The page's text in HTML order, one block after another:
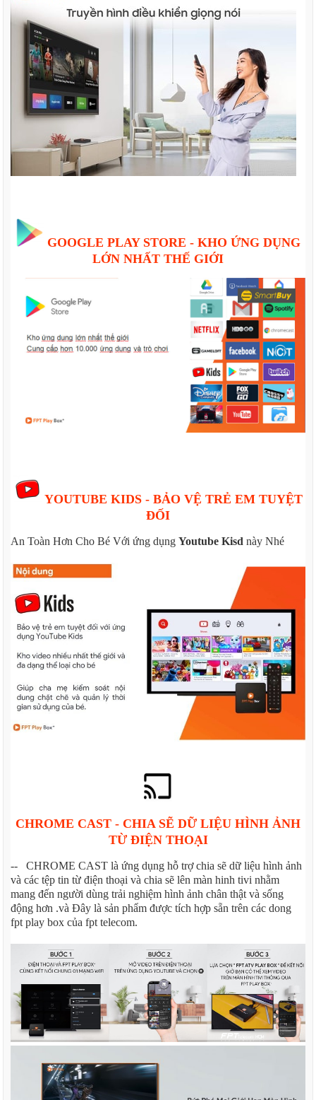
GOOGLE PLAY STORE - KHO ỨNG DỤNG
LỚN NHẤT THẾ GIỚI
YOUTUBE KIDS - BẢO VỆ TRẺ EM TUYỆT
ĐỐI
An Toàn Hơn Cho Bé Với ứng dụngYoutube Kisd này Nhé
CHROME CAST - CHIA SẼ DỮ LIỆU HÌNH ẢNH
TỪ ĐIỆN THOẠI
-- CHROME CAST là ứng dụng hỗ trợ chia sẽ dữ liệu hình ảnh
và các tệp tin từ điện thoại và chia sẽ lên màn hinh tivi nhằm
mang đến người dùng trải nghiệm hình ảnh chân thật và sống
động hơn .và Đây là sản phẩm được tích hợp sẵn trên các dong
fpt play box của fpt telecom.